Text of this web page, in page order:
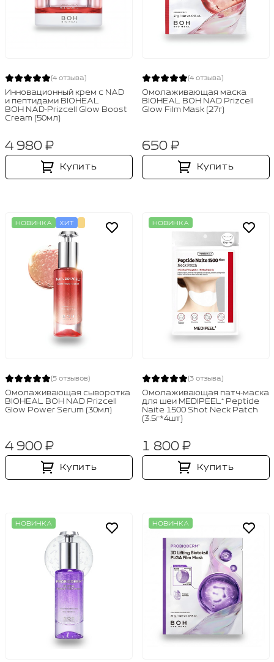
(4 отзыва)
Инновационный крем с NAD
и пептидами BIOHEAL
BOH NAD‑Prizcell Glow Boost
Cream (50мл)
4 980 ₽
Купить
(4 отзыва)
Омолаживающая маска
BIOHEAL BOH NAD Prizcell
Glow Film Mask (27г)
650 ₽
Купить
НОВИНКА ХИТ
(5 отзывов)
Омолаживающая сыворотка
BIOHEAL BOH NAD Prizcell
Glow Power Serum (30мл)
4 900 ₽
Купить
НОВИНКА
(3 отзыва)
Омолаживающая патч‑маска
для шеи MEDIPEEL⁺ Peptide
Naite 1500 Shot Neck Patch
(3.5г*4шт)
1 800 ₽
Купить
НОВИНКА НОВИНКА